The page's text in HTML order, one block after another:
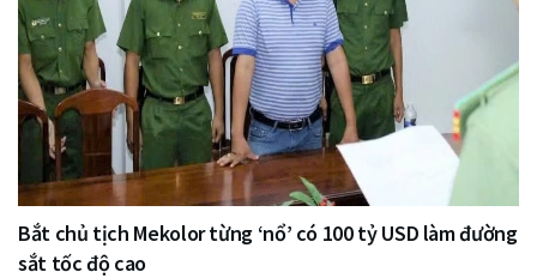
Bắt chủ tịch Mekolor từng ‘nổ’ có 100 tỷ USD làm đường
sắt tốc độ cao